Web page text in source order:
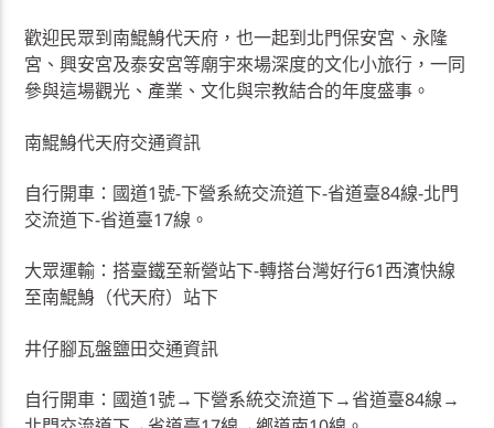
歡迎民眾到南鯤鯓代天府，也一起到北門保安宮、永隆
宮、興安宮及泰安宮等廟宇來場深度的文化小旅行，一同
參與這場觀光、產業、文化與宗教結合的年度盛事。
南鯤鯓代天府交通資訊
自行開車：國道1號-下營系統交流道下-省道臺84線-北門
交流道下-省道臺17線。
大眾運輸：搭臺鐵至新營站下-轉搭台灣好行61西濱快線
至南鯤鯓（代天府）站下
井仔腳瓦盤鹽田交通資訊
自行開車：國道1號→下營系統交流道下→省道臺84線→